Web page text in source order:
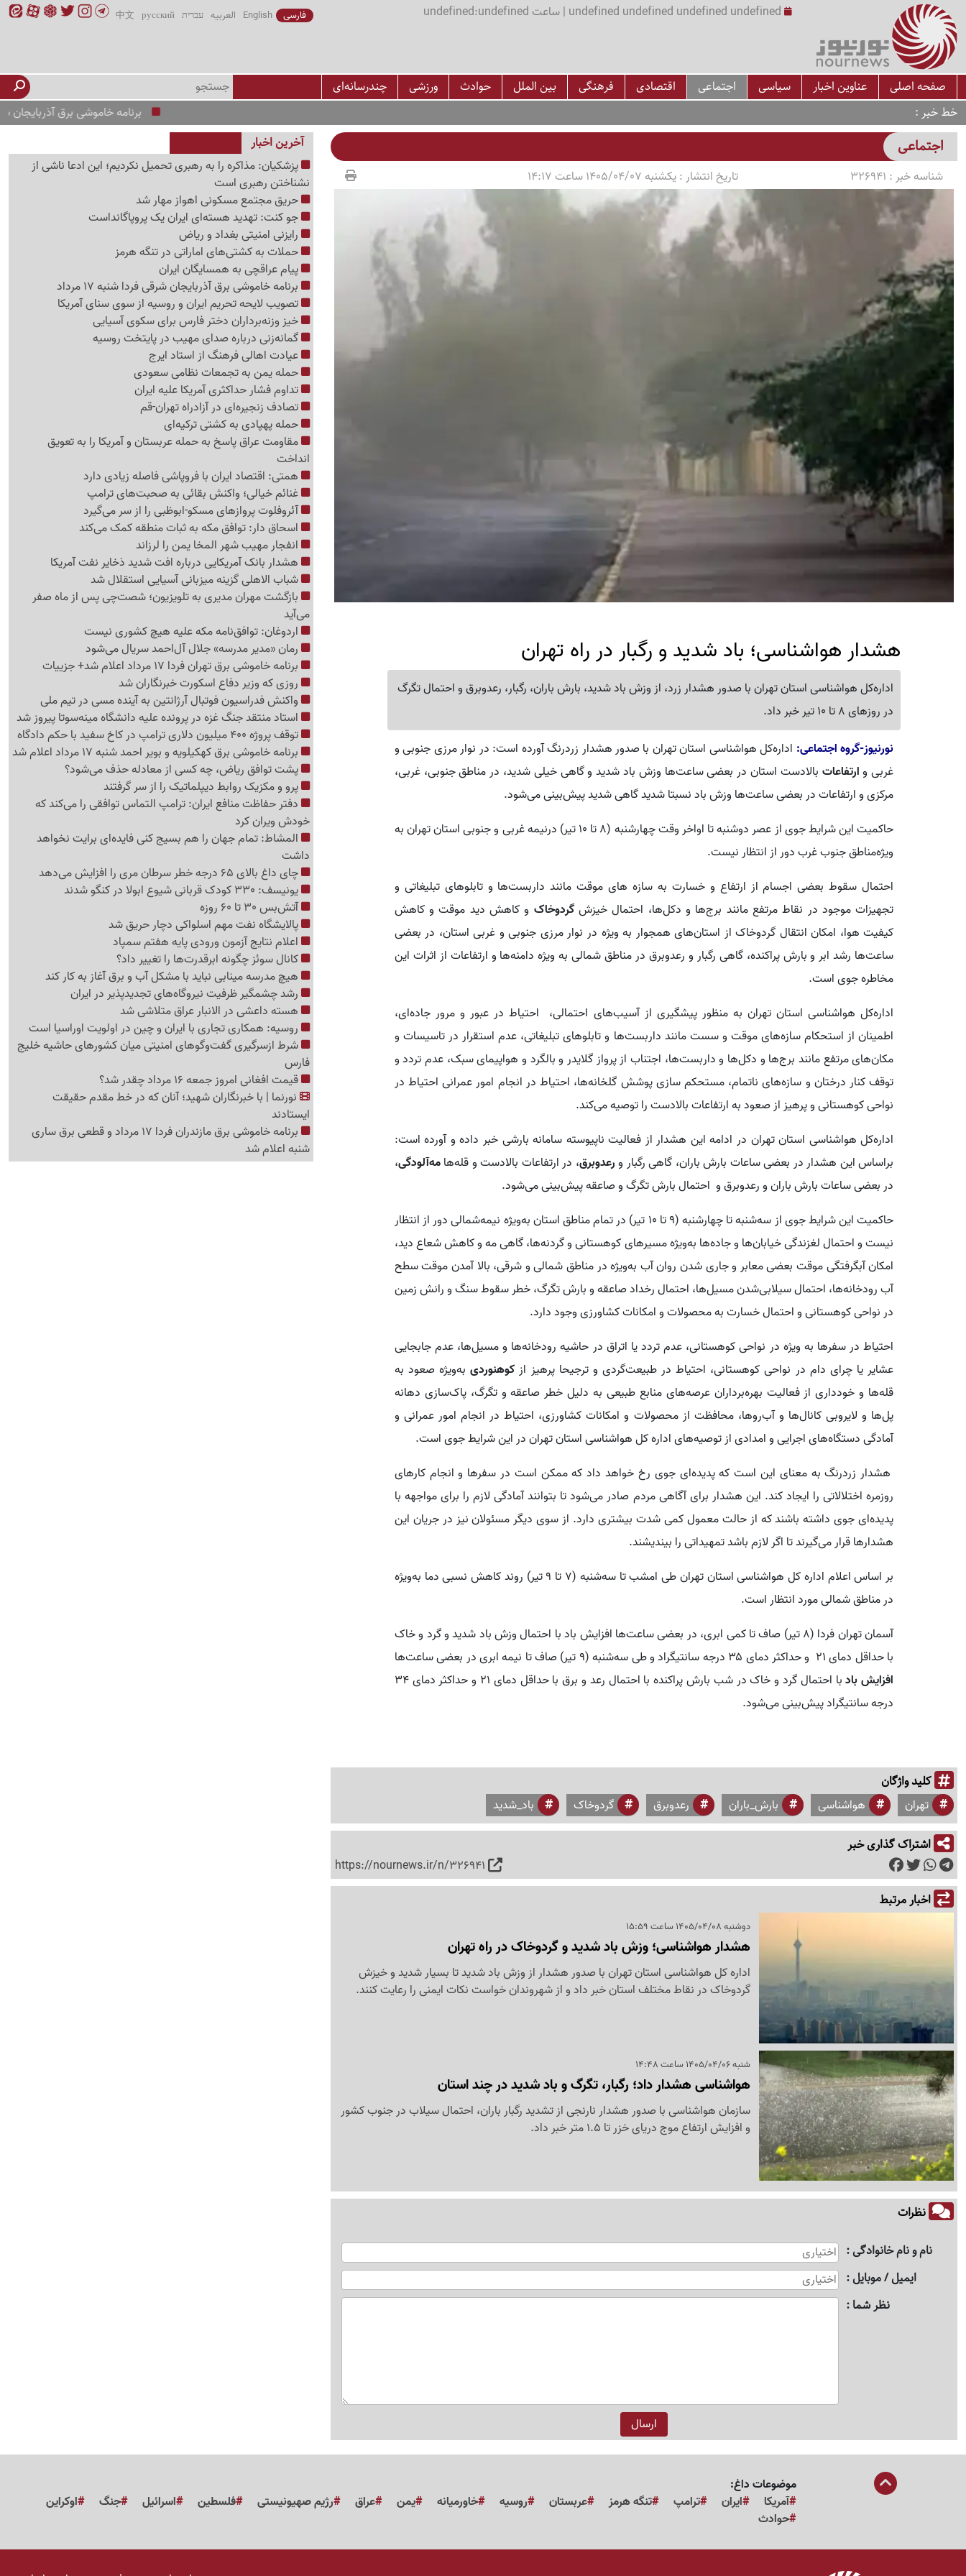
undefined undefined undefined undefined | ساعت undefined:undefined فارسی English العربیه עברית русский
中文
صفحه اصلی عناوین اخبار سیاسی اجتماعی اقتصادی فرهنگی بین الملل حوادث ورزشی
چندرسانه‌ای
خط خبر
برنامه خاموشی برق آذربایجان شرقی فردا شنبه
اجتماعی
شناسه خبر : 326941 تاریخ انتشار :یکشنبه 1405/04/07 ساعت 14:17
هشدار هواشناسی؛ باد شدید و رگبار در راه تهران
اداره‌کل هواشناسی استان تهران با صدور هشدار زرد، از وزش باد شدید، بارش باران، رگبار، رعدوبرق و احتمال تگرگ
در روزهای 8 تا 10 تیر خبر داد.
نورنیوز-گروه اجتماعی: اداره‌کل هواشناسی استان تهران با صدور هشدار زردرنگ آورده است: در نوار مرزی جنوبی و
غربی وارتفاعات بالادست استان در بعضی ساعت‌ها وزش باد شدید و گاهی خیلی شدید، در مناطق جنوبی، غربی،
مرکزی و ارتفاعات در بعضی ساعت‌ها وزش باد نسبتا شدید گاهی شدید پیش‌بینی می‌شود.
حاکمیت این شرایط جوی از عصر دوشنبه تا اواخر وقت چهارشنبه (۸ تا ۱۰ تیر) درنیمه غربی و جنوبی استان تهران به
ویژه‌مناطق جنوب غرب دور از انتظار نیست.
احتمال سقوط بعضی اجسام از ارتفاع و خسارت به سازه های موقت مانند داربست‌ها و تابلوهای تبلیغاتی و
تجهیزات موجود در نقاط مرتفع مانند برج‌ها و دکل‌ها، احتمال خیزشگردوخاک و کاهش دید موقت و کاهش
کیفیت هوا، امکان انتقال گردوخاک از استان‌های همجوار به ویژه در نوار مرزی جنوبی و غربی استان، در بعضی
ساعت‌ها رشد ابر و بارش پراکنده، گاهی رگبار و رعدوبرق در مناطق شمالی به ویژه دامنه‌ها و ارتفاعات از اثرات این
مخاطره جوی است.
اداره‌کل هواشناسی استان تهران به منظور پیشگیری از آسیب‌های احتمالی، احتیاط در عبور و مرور جاده‌ای،
اطمینان از استحکام سازه‌های موقت و سست مانند داربست‌ها و تابلوهای تبلیغاتی، عدم استقرار در تاسیسات و
مکان‌های مرتفع مانند برج‌ها و دکل‌ها و داربست‌ها، اجتناب از پرواز گلایدر و بالگرد و هواپیمای سبک، عدم تردد و
توقف کنار درختان و سازه‌های ناتمام، مستحکم سازی پوشش گلخانه‌ها، احتیاط در انجام امور عمرانی احتیاط در
نواحی کوهستانی و پرهیز از صعود به ارتفاعات بالادست را توصیه می‌کند.
اداره‌کل هواشناسی استان تهران در ادامه این هشدار از فعالیت ناپیوسته سامانه بارشی خبر داده و آورده است:
براساس این هشدار در بعضی ساعات بارش باران، گاهی رگبار ورعدوبرق، در ارتفاعات بالادست و قله‌هامه‌آلودگی،
در بعضی ساعات بارش باران و رعدوبرق و احتمال بارش تگرگ و صاعقه پیش‌بینی می‌شود.
حاکمیت این شرایط جوی از سه‌شنبه تا چهارشنبه (۹ تا ۱۰ تیر) در تمام مناطق استان به‌ویژه نیمه‌شمالی دور از انتظار
نیست و احتمال لغزندگی خیابان‌ها و جاده‌ها به‌ویژه مسیرهای کوهستانی و گردنه‌ها، گاهی مه و کاهش شعاع دید،
امکان آبگرفتگی موقت بعضی معابر و جاری شدن روان آب به‌ویژه در مناطق شمالی و شرقی، بالا آمدن موقت سطح
آب رودخانه‌ها، احتمال سیلابی‌شدن مسیل‌ها، احتمال رخداد صاعقه و بارش تگرگ، خطر سقوط سنگ و رانش زمین
در نواحی کوهستانی و احتمال خسارت به محصولات و امکانات کشاورزی وجود دارد.
احتیاط در سفرها به ویژه در نواحی کوهستانی، عدم تردد یا اتراق در حاشیه رودخانه‌ها و مسیل‌ها، عدم جابجایی
عشایر یا چرای دام در نواحی کوهستانی، احتیاط در طبیعت‌گردی و ترجیحا پرهیز از کوهنوردی به‌ویژه صعود به
قله‌ها و خودداری از فعالیت بهره‌برداران عرصه‌های منابع طبیعی به دلیل خطر صاعقه و تگرگ، پاک‌سازی دهانه
پل‌ها و لایروبی کانال‌ها و آب‌روها، محافظت از محصولات و امکانات کشاورزی، احتیاط در انجام امور عمرانی و
آمادگی دستگاه‌های اجرایی و امدادی از توصیه‌های اداره کل هواشناسی استان تهران در این شرایط جوی است.
هشدار زردرنگ به معنای این است که پدیده‌ای جوی رخ خواهد داد که ممکن است در سفرها و انجام کارهای
روزمره اختلالاتی را ایجاد کند. این هشدار برای آگاهی مردم صادر می‌شود تا بتوانند آمادگی لازم را برای مواجهه با
پدیده‌ای جوی داشته باشند که از حالت معمول کمی شدت بیشتری دارد. از سوی دیگر مسئولان نیز در جریان این
هشدارها قرار می‌گیرند تا اگر لازم باشد تمهیداتی را بیندیشند.
بر اساس اعلام اداره کل هواشناسی استان تهران طی امشب تا سه‌شنبه (۷ تا ۹ تیر) روند کاهش نسبی دما به‌ویژه
در مناطق شمالی مورد انتظار است.
آسمان تهران فردا (۸ تیر) صاف تا کمی ابری، در بعضی ساعت‌ها افزایش باد با احتمال وزش باد شدید و گرد و خاک
با حداقل دمای ۲۱ و حداکثر دمای ۳۵ درجه سانتیگراد و طی ‌سه‌شنبه (۹ تیر) صاف تا نیمه ابری در بعضی ساعت‌ها
افزایش باد
با احتمال گرد و خاک در شب بارش پراکنده با احتمال رعد و برق با حداقل دمای ۲۱ و حداکثر دمای ۳۴
درجه سانتیگراد پیش‌بینی می‌شود.
کلید واژگان
تهران هواشناسی بارش_باران رعدوبرق گردوخاک باد_شدید
اشتراک گذاری خبر
https://nournews.ir/n/326941
اخبار مرتبط
دوشنبه 1405/04/08 ساعت 15:59
هشدار هواشناسی؛ وزش باد شدید و گردوخاک در راه تهران
اداره کل هواشناسی استان تهران با صدور هشدار از وزش باد شدید تا بسیار شدید و خیزش
گردوخاک در نقاط مختلف استان خبر داد و از شهروندان خواست نکات ایمنی را رعایت کنند.
شنبه 1405/04/06 ساعت 14:48
هواشناسی هشدار داد؛ رگبار، تگرگ و باد شدید در چند استان
سازمان هواشناسی با صدور هشدار نارنجی از تشدید رگبار باران، احتمال سیلاب در جنوب کشور
و افزایش ارتفاع موج دریای خزر تا 1.5 متر خبر داد.
نظرات
نام و نام خانوادگی
ایمیل / موبایل
نظر شما
آخرین اخبار
پزشکیان: مذاکره را به رهبری تحمیل نکردیم؛ این ادعا ناشی از
نشناختن رهبری است
حریق مجتمع مسکونی اهواز مهار شد
جو کنت: تهدید هسته‌ای ایران یک پروپاگانداست
رایزنی امنیتی بغداد و ریاض
حملات به کشتی‌های اماراتی در تنگه هرمز
پیام عراقچی به همسایگان ایران
برنامه خاموشی برق آذربایجان شرقی فردا شنبه 17 مرداد
تصویب لایحه تحریم ایران و روسیه از سوی سنای آمریکا
خیز وزنه‌برداران دختر فارس برای سکوی آسیایی
گمانه‌زنی درباره صدای مهیب در پایتخت روسیه
عیادت اهالی فرهنگ از استاد ایرج
حمله یمن به تجمعات نظامی سعودی
تداوم فشار حداکثری آمریکا علیه ایران
تصادف زنجیره‌ای در آزادراه تهران-قم
حمله پهپادی به کشتی ترکیه‌ای
مقاومت عراق پاسخ به حمله عربستان و آمریکا را به تعویق
انداخت
همتی: اقتصاد ایران با فروپاشی فاصله زیادی دارد
غنائم خیالی؛ واکنش بقائی به صحبت‌های ترامپ
آئروفلوت پروازهای مسکو-ابوظبی را از سر می‌گیرد
اسحاق دار: توافق مکه به ثبات منطقه کمک می‌کند
انفجار مهیب شهر المخا یمن را لرزاند
هشدار بانک آمریکایی درباره افت شدید ذخایر نفت آمریکا
شباب الاهلی گزینه میزبانی آسیایی استقلال شد
بازگشت مهران مدیری به تلویزیون؛ شصت‌چی پس از ماه صفر
می‌آید
اردوغان: توافق‌نامه مکه علیه هیچ کشوری نیست
رمان «مدیر مدرسه» جلال آل‌احمد سریال می‌شود
برنامه خاموشی برق تهران فردا 17 مرداد اعلام شد+ جزییات
روزی که وزیر دفاع اسکورت خبرنگاران شد
واکنش فدراسیون فوتبال آرژانتین به آینده مسی در تیم ملی
استاد منتقد جنگ غزه در پرونده علیه دانشگاه مینه‌سوتا پیروز شد
توقف پروژه 400 میلیون دلاری ترامپ در کاخ سفید با حکم دادگاه
برنامه خاموشی برق کهکیلویه و بویر احمد شنبه 17 مرداد اعلام شد
پشت توافق ریاض، چه کسی از معادله حذف می‌شود؟
پرو و مکزیک روابط دیپلماتیک را از سر گرفتند
دفتر حفاظت منافع ایران: ترامپ التماس توافقی را می‌کند که
خودش ویران کرد
المشاط: تمام جهان را هم بسیج کنی فایده‌ای برایت نخواهد
داشت
چای داغ بالای 65 درجه خطر سرطان مری را افزایش می‌دهد
یونیسف: 330 کودک قربانی شیوع ابولا در کنگو شدند
آتش‌بس 30 تا 60 روزه
پالایشگاه نفت مهم اسلواکی دچار حریق شد
اعلام نتایج آزمون ورودی پایه هفتم سمپاد
کانال سوئز چگونه ابرقدرت‌ها را تغییر داد؟
هیچ مدرسه مینابی نباید با مشکل آب و برق آغاز به کار کند
رشد چشمگیر ظرفیت نیروگاه‌های تجدیدپذیر در ایران
هسته داعشی در الانبار عراق متلاشی شد
روسیه: همکاری تجاری با ایران و چین در اولویت اوراسیا است
شرط ازسرگیری گفت‌وگوهای امنیتی میان کشورهای حاشیه خلیج
فارس
قیمت افغانی امروز جمعه 16 مرداد چقدر شد؟
نورنما | با خبرنگاران شهید؛ آنان که در خط مقدم حقیقت
ایستادند
برنامه خاموشی برق مازندران فردا 17 مرداد و قطعی برق ساری
شنبه اعلام شد
موضوعات داغ:
آمریکا
ایران ترامپ تنگه هرمز عربستان روسیه خاورمیانه یمن عراق رژیم صهیونیستی فلسطین اسرائیل جنگ
اوکراین
حوادث